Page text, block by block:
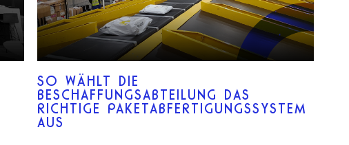
SO WÄHLT DIE
BESCHAFFUNGSABTEILUNG DAS
RICHTIGE PAKETABFERTIGUNGSSYSTEM
AUS